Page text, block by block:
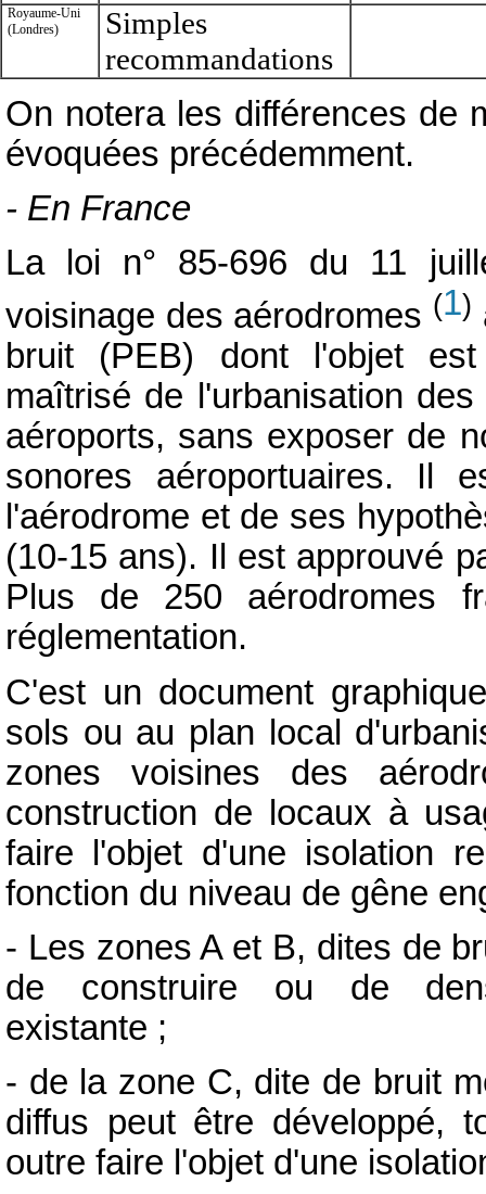
Royaume-Uni
(Londres)
Simples
recommandations
On notera les différences de
évoquées précédemment.
- En France
La loi n° 85-696 du 11
voisinage des aérodromes (1)
bruit (PEB) dont l'objet
maîtrisé de l'urbanisation
aéroports, sans exposer de
sonores aéroportuaires. Il
l'aérodrome et de ses
(10-15 ans). Il est approuvé
Plus de 250 aérodromes
réglementation.
C'est un document
sols ou au plan local
zones voisines des
construction de locaux à
faire l'objet d'une isolation
fonction du niveau de gêne
- Les zones A et B, dites de
de construire ou de
existante ;
- de la zone C, dite de bruit
diffus peut être développé,
outre faire l'objet d'une